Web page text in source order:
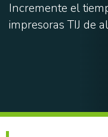
Incremente el
impresoras TIJ de